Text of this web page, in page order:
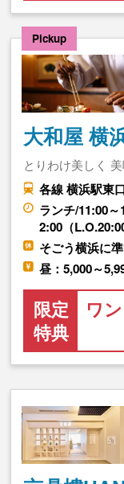
Pickup
大和屋 横
とりわけ美しく
各線 横浜駅東
ランチ/11:00
2:00（
そごう横浜に
昼：5,000～
限定
特典
ワ